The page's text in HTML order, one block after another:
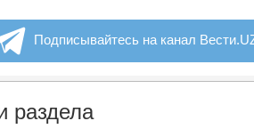
Подписывайтесь на канал
раздела